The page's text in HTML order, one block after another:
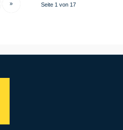
Seite 1 von 17
»